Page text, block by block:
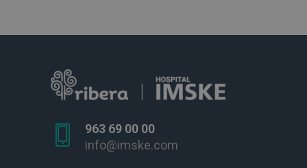
963 69 00 00
info@imske.com